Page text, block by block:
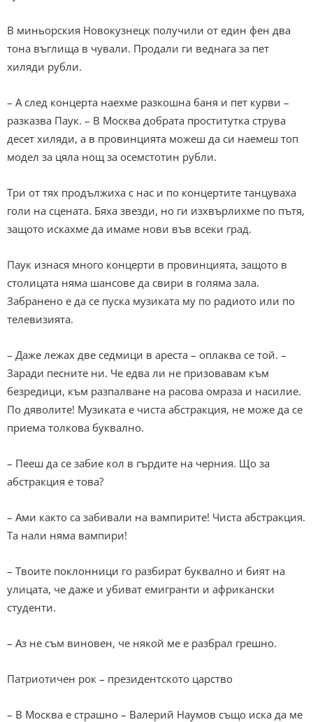
В миньорския Новокузнецк получили от един фен два
тона въглища в чували. Продали ги веднага за пет
хиляди рубли.
– А след концерта наехме разкошна баня и пет курви –
разказва Паук. – В Москва добрата проститутка струва
десет хиляди, а в провинцията можеш да си наемеш топ
модел за цяла нощ за осемстотин рубли.
Три от тях продължиха с нас и по концертите танцуваха
голи на сцената. Бяха звезди, но ги изхвърлихме по пътя,
защото искахме да имаме нови във всеки град.
Паук изнася много концерти в провинцията, защото в
столицата няма шансове да свири в голяма зала.
Забранено е да се пуска музиката му по радиото или по
телевизията.
– Даже лежах две седмици в ареста – оплаква се той. –
Заради песните ни. Че едва ли не призовавам към
безредици, към разпалване на расова омраза и насилие.
По дяволите! Музиката е чиста абстракция, не може да се
приема толкова буквално.
– Пееш да се забие кол в гърдите на черния. Що за
абстракция е това?
– Ами както са забивали на вампирите! Чиста абстракция.
Та нали няма вампири!
– Твоите поклонници го разбират буквално и бият на
улицата, че даже и убиват емигранти и африкански
студенти.
– Аз не съм виновен, че някой ме е разбрал грешно.
Патриотичен рок – президентското царство
– В Москва е страшно – Валерий Наумов също иска да ме